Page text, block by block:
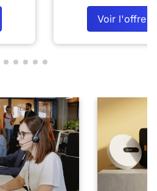
Voir l'offre